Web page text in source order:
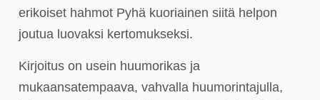
erikoiset hahmot Pyhä kuoriainen siitä helpon
joutua luovaksi kertomukseksi.
Kirjoitus on usein huumorikas ja
mukaansatempaava, vahvalla huumorintajulla,